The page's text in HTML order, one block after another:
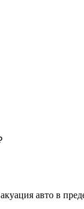
авто в